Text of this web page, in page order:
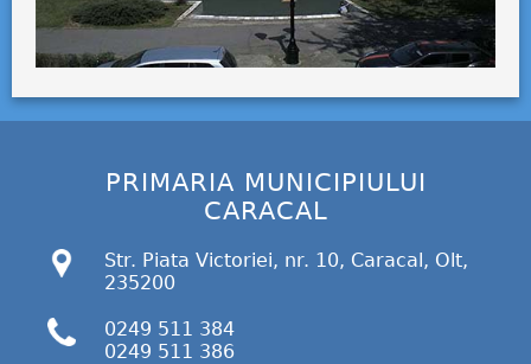
PRIMARIA MUNICIPIULUI
CARACAL
Str. Piata Victoriei, nr. 10, Caracal, Olt,
235200
0249 511 384
0249 511 386